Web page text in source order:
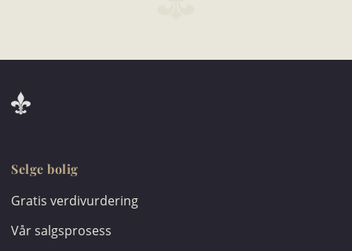
Selge bolig
Gratis verdivurdering
Vår salgsprosess